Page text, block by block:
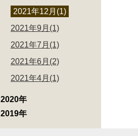
2021年12月(1)
2021年9月(1)
2021年7月(1)
2021年6月(2)
2021年4月(1)
2020年
2019年